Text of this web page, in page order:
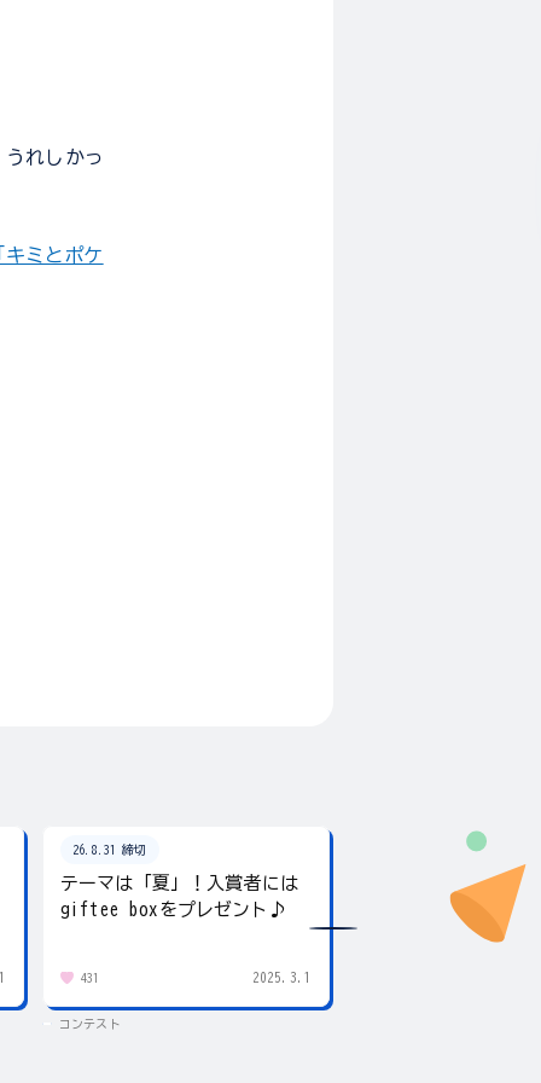
れしかっ
ミとポケ
26.8.31 締切
テーマは「夏」！入賞者には
giftee boxをプレゼント♪
431 2025.3.1
コンテスト
夏の写真を投稿し
賞にはgiftee box！